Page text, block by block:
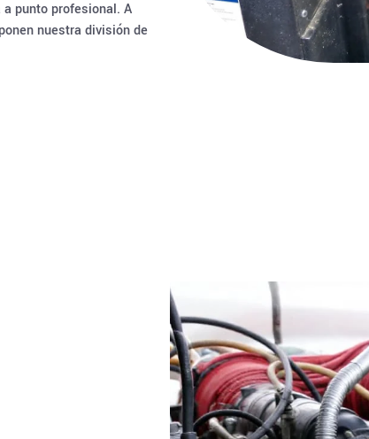
punto profesional. A
nuestra división de